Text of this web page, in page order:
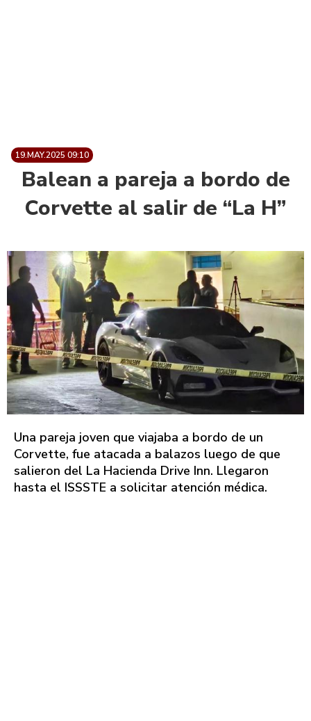
19.MAY.2025 09:10
Balean a pareja a bordo de
Corvette al salir de “La H”
Una pareja joven que viajaba a bordo de un
Corvette, fue atacada a balazos luego de que
salieron del La Hacienda Drive Inn. Llegaron
hasta el ISSSTE a solicitar atención médica.